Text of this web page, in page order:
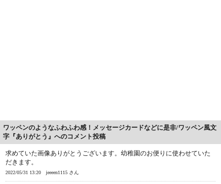
ワッペンのようなふわふわ感！メッセージカードなどに是非/ワッペン風文
字『ありがとう』へのコメント投稿
求めていた画像ありがとうございます。幼稚園のお便りに使わせていた
だきます。
2022/05/31 13:20 jeeeen1115 さん